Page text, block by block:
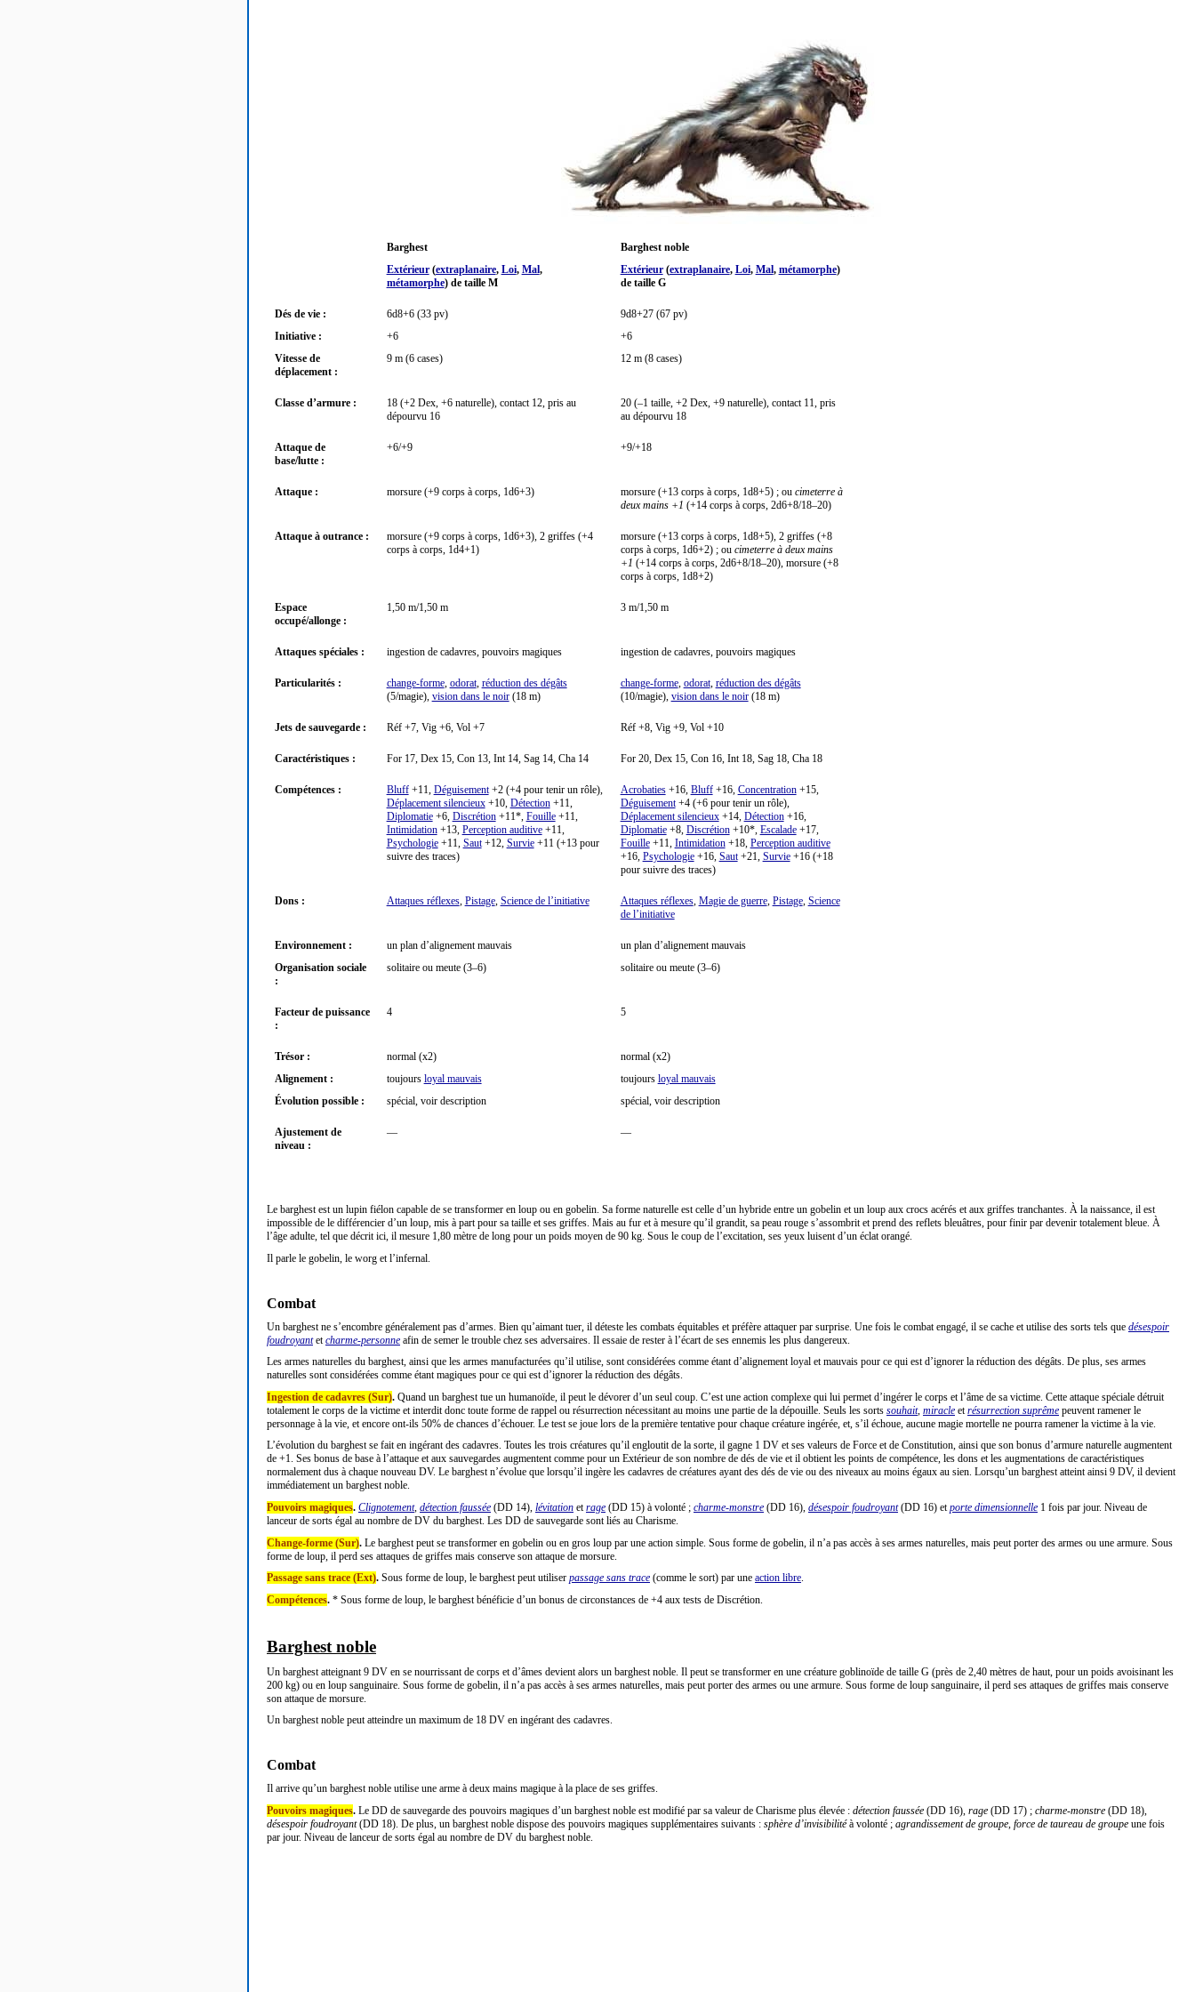
Barghest
Barghest noble
Extérieur(extraplanaire, Loi, Mal,
métamorphe) de taille M
Extérieur(extraplanaire, Loi, Mal, métamorphe)
de taille G
Dés de vie : 6d8+6 (33 pv)
9d8+27 (67 pv)
Initiative :
+6
+6
Vitesse de
déplacement :
9 m (6 cases) 12 m (8 cases)
Classe d’armure :
18 (+2 Dex, +6 naturelle), contact 12, pris au
dépourvu 16
20 (–1 taille, +2 Dex, +9 naturelle), contact 11, pris
au dépourvu 18
Attaque de
base/lutte :
+6/+9 +9/+18
Attaque : morsure (+9 corps à corps, 1d6+3) morsure (+13 corps à corps, 1d8+5) ; ou cimeterre à
deux mains +1 (+14 corps à corps, 2d6+8/18–20)
Attaque à outrance :
morsure (+9 corps à corps, 1d6+3), 2 griffes (+4
corps à corps, 1d4+1)
morsure (+13 corps à corps, 1d8+5), 2 griffes (+8
corps à corps, 1d6+2) ; ou cimeterre à deux mains
+1 (+14 corps à corps, 2d6+8/18–20), morsure (+8
corps à corps, 1d8+2)
Espace
occupé/allonge :
1,50 m/1,50 m 3 m/1,50 m
Attaques spéciales : ingestion de cadavres, pouvoirs magiques ingestion de cadavres, pouvoirs magiques
Particularités : change-forme, odorat, réduction des dégâts
(5/magie), vision dans le noir(18 m)
change-forme, odorat, réduction des dégâts
(10/magie), vision dans le noir(18 m)
Jets de sauvegarde : Réf +7, Vig +6, Vol +7 Réf +8, Vig +9, Vol +10
Caractéristiques : For 17, Dex 15, Con 13, Int 14, Sag 14, Cha 14 For 20, Dex 15, Con 16, Int 18, Sag 18, Cha 18
Compétences : Bluff+11, Déguisement+2 (+4 pour tenir un rôle),
Déplacement silencieux+10, Détection+11,
Diplomatie+6, Discrétion+11*, Fouille+11,
Intimidation+13, Perception auditive+11,
Psychologie+11, Saut+12, Survie+11 (+13 pour
suivre des traces)
Acrobaties+16, Bluff+16, Concentration+15,
Déguisement+4 (+6 pour tenir un rôle),
Déplacement silencieux+14, Détection+16,
Diplomatie+8, Discrétion+10*, Escalade+17,
Fouille+11, Intimidation+18, Perception auditive
+16, Psychologie+16, Saut+21, Survie+16 (+18
pour suivre des traces)
Dons : Attaques réflexes, Pistage, Science de l’initiative Attaques réflexes, Magie de guerre, Pistage, Science
de l’initiative
Environnement : un plan d’alignement mauvais un plan d’alignement mauvais
Organisation sociale
:
solitaire ou meute (3–6) solitaire ou meute (3–6)
Facteur de puissance
:
4 5
Trésor : normal (x2)
normal (x2)
Alignement :
toujours loyal mauvais toujours loyal mauvais
Évolution possible :
spécial, voir description spécial, voir description
Ajustement de
niveau :
— —
Le barghest est un lupin fiélon capable de se transformer en loup ou en gobelin. Sa forme naturelle est celle d’un hybride entre un gobelin et un loup aux crocs acérés et aux griffes tranchantes. À la naissance, il est
impossible de le différencier d’un loup, mis à part pour sa taille et ses griffes. Mais au fur et à mesure qu’il grandit, sa peau rouge s’assombrit et prend des reflets bleuâtres, pour finir par devenir totalement bleue. À
l’âge adulte, tel que décrit ici, il mesure 1,80 mètre de long pour un poids moyen de 90 kg. Sous le coup de l’excitation, ses yeux luisent d’un éclat orangé.
Il parle le gobelin, le worg et l’infernal.
Combat
Un barghest ne s’encombre généralement pas d’armes. Bien qu’aimant tuer, il déteste les combats équitables et préfère attaquer par surprise. Une fois le combat engagé, il se cache et utilise des sorts tels que désespoir
foudroyantet charme-personne afin de semer le trouble chez ses adversaires. Il essaie de rester à l’écart de ses ennemis les plus dangereux.
Les armes naturelles du barghest, ainsi que les armes manufacturées qu’il utilise, sont considérées comme étant d’alignement loyal et mauvais pour ce qui est d’ignorer la réduction des dégâts. De plus, ses armes
naturelles sont considérées comme étant magiques pour ce qui est d’ignorer la réduction des dégâts.
Ingestion de cadavres (Sur). Quand un barghest tue un humanoïde, il peut le dévorer d’un seul coup. C’est une action complexe qui lui permet d’ingérer le corps et l’âme de sa victime. Cette attaque spéciale détruit
totalement le corps de la victime et interdit donc toute forme de rappel ou résurrection nécessitant au moins une partie de la dépouille. Seuls les sorts souhait, miracle et résurrection suprême peuvent ramener le
personnage à la vie, et encore ont-ils 50% de chances d’échouer. Le test se joue lors de la première tentative pour chaque créature ingérée, et, s’il échoue, aucune magie mortelle ne pourra ramener la victime à la vie.
L’évolution du barghest se fait en ingérant des cadavres. Toutes les trois créatures qu’il engloutit de la sorte, il gagne 1 DV et ses valeurs de Force et de Constitution, ainsi que son bonus d’armure naturelle augmentent
de +1. Ses bonus de base à l’attaque et aux sauvegardes augmentent comme pour un Extérieur de son nombre de dés de vie et il obtient les points de compétence, les dons et les augmentations de caractéristiques
normalement dus à chaque nouveau DV. Le barghest n’évolue que lorsqu’il ingère les cadavres de créatures ayant des dés de vie ou des niveaux au moins égaux au sien. Lorsqu’un barghest atteint ainsi 9 DV, il devient
immédiatement un barghest noble.
Pouvoirs magiques. Clignotement, détection faussée (DD 14), lévitation etrage (DD 15) à volonté ; charme-monstre (DD 16), désespoir foudroyant(DD 16) etporte dimensionnelle 1 fois par jour. Niveau de
lanceur de sorts égal au nombre de DV du barghest. Les DD de sauvegarde sont liés au Charisme.
Change-forme (Sur). Le barghest peut se transformer en gobelin ou en gros loup par une action simple. Sous forme de gobelin, il n’a pas accès à ses armes naturelles, mais peut porter des armes ou une armure. Sous
forme de loup, il perd ses attaques de griffes mais conserve son attaque de morsure.
Passage sans trace (Ext). Sous forme de loup, le barghest peut utiliser passage sans trace (comme le sort) par une action libre.
Compétences. * Sous forme de loup, le barghest bénéficie d’un bonus de circonstances de +4 aux tests de Discrétion.
Barghest noble
Un barghest atteignant 9 DV en se nourrissant de corps et d’âmes devient alors un barghest noble. Il peut se transformer en une créature goblinoïde de taille G (près de 2,40 mètres de haut, pour un poids avoisinant les
200 kg) ou en loup sanguinaire. Sous forme de gobelin, il n’a pas accès à ses armes naturelles, mais peut porter des armes ou une armure. Sous forme de loup sanguinaire, il perd ses attaques de griffes mais conserve
son attaque de morsure.
Un barghest noble peut atteindre un maximum de 18 DV en ingérant des cadavres.
Combat
Il arrive qu’un barghest noble utilise une arme à deux mains magique à la place de ses griffes.
Pouvoirs magiques. Le DD de sauvegarde des pouvoirs magiques d’un barghest noble est modifié par sa valeur de Charisme plus élevée : détection faussée (DD 16), rage (DD 17) ; charme-monstre (DD 18),
désespoir foudroyant(DD 18). De plus, un barghest noble dispose des pouvoirs magiques supplémentaires suivants : sphère d’invisibilitéà volonté ; agrandissement de groupe force de taureau de groupe une fois
par jour. Niveau de lanceur de sorts égal au nombre de DV du barghest noble.